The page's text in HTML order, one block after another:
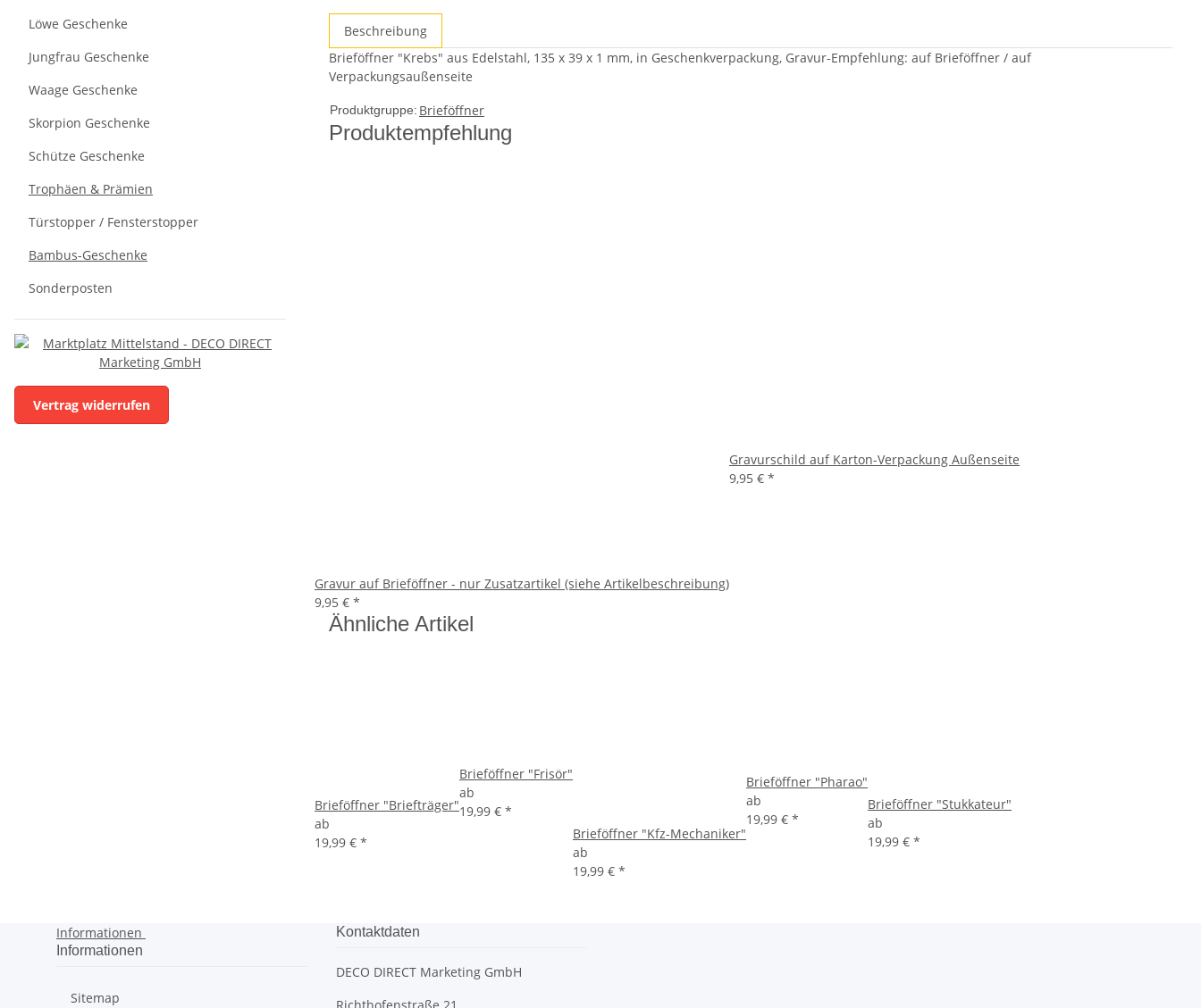
Beschreibung
Brieföffner "Krebs" aus Edelstahl, 135 x 39 x 1 mm, in Geschenkverpackung, Gravur-Empfehlung: auf Brieföffner / auf
Verpackungsaußenseite
Produktgruppe: Brieföffner
Produktempfehlung
Gravur auf Brieföffner - nur Zusatzartikel (siehe Artikelbeschreibung)
9,95 € *
Gravurschild auf Karton-Verpackung Außenseite
9,95 € *
Ähnliche Artikel
Brieföffner "Briefträger"
ab
19,99 € *
Brieföffner "Frisör"
ab
19,99 € *
Brieföffner "Kfz-Mechaniker"
ab
19,99 € *
Brieföffner "Pharao"
ab
19,99 € *
Brieföffner "Stukkateur"
ab
19,99 € *
Löwe Geschenke
Jungfrau Geschenke
Waage Geschenke
Skorpion Geschenke
Schütze Geschenke
Trophäen & Prämien
Türstopper / Fensterstopper
Bambus-Geschenke
Sonderposten
Vertrag widerrufen
Informationen
Informationen
Sitemap
Kontaktdaten
DECO DIRECT Marketing GmbH